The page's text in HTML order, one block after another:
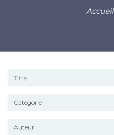
Accueil